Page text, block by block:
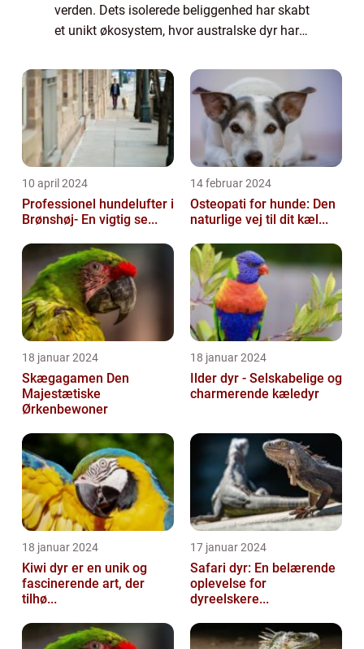
verden. Dets isolerede beliggenhed har skabt
et unikt økosystem, hvor australske dyr har
år. I denne artikel vil vi ud...
10 april 2024
Professionel hundelufter i
Brønshøj- En vigtig se...
14 februar 2024
Osteopati for hunde: Den
naturlige vej til dit kæl...
18 januar 2024
Skægagamen Den
Majestætiske
Ørkenbewoner
18 januar 2024
Ilder dyr - Selskabelige og
charmerende kæledyr
18 januar 2024
Kiwi dyr er en unik og
fascinerende art, der
tilhø...
17 januar 2024
Safari dyr: En belærende
oplevelse for
dyreelskere...